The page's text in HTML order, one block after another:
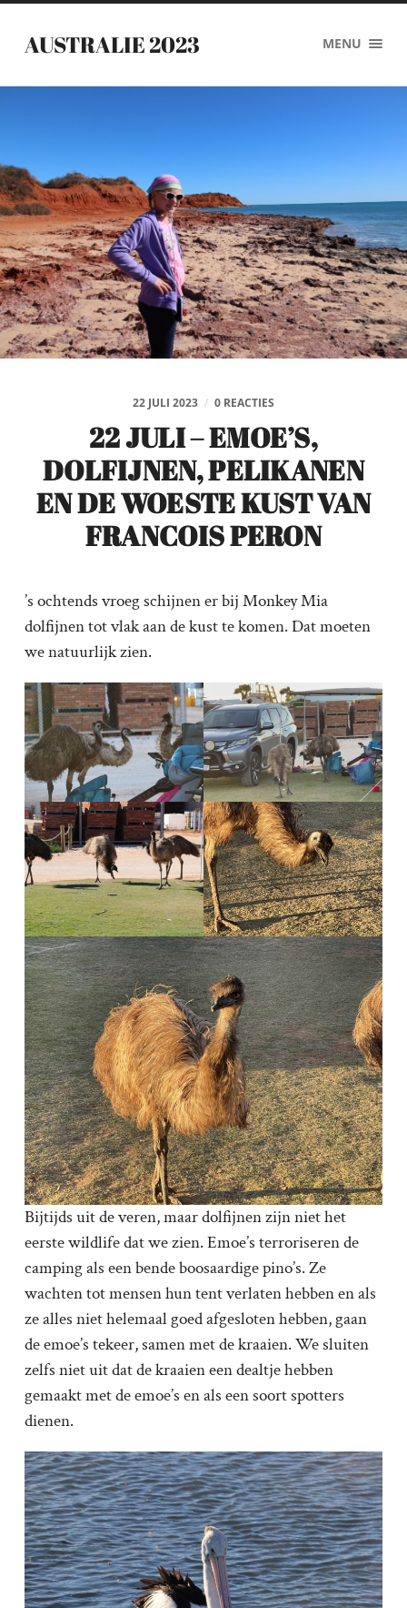
AUSTRALIE 2023 MENU
22 JULI 2023 / 0 REACTIES
22 JULI – EMOE’S,
DOLFIJNEN, PELIKANEN
EN DE WOESTE KUST VAN
FRANCOIS PERON
’s ochtends vroeg schijnen er bij Monkey Mia
dolfijnen tot vlak aan de kust te komen. Dat moeten
we natuurlijk zien.
Bijtijds uit de veren, maar dolfijnen zijn niet het
eerste wildlife dat we zien. Emoe’s terroriseren de
camping als een bende boosaardige pino’s. Ze
wachten tot mensen hun tent verlaten hebben en als
ze alles niet helemaal goed afgesloten hebben, gaan
de emoe’s tekeer, samen met de kraaien. We sluiten
zelfs niet uit dat de kraaien een dealtje hebben
gemaakt met de emoe’s en als een soort spotters
dienen.